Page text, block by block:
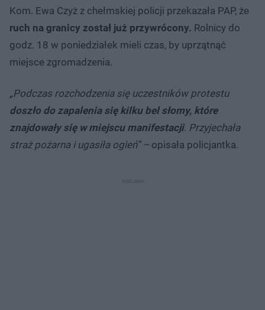
Kom. Ewa Czyż z chełmskiej policji przekazała PAP, że
ruch na granicy został już przywrócony. Rolnicy do
godz. 18 w poniedziałek mieli czas, by uprzątnąć
miejsce zgromadzenia.
„Podczas rozchodzenia się uczestników protestu
doszło do zapalenia się kilku bel słomy, które
znajdowały się w miejscu manifestacji. Przyjechała
straż pożarna i ugasiła ogień” – opisała policjantka.